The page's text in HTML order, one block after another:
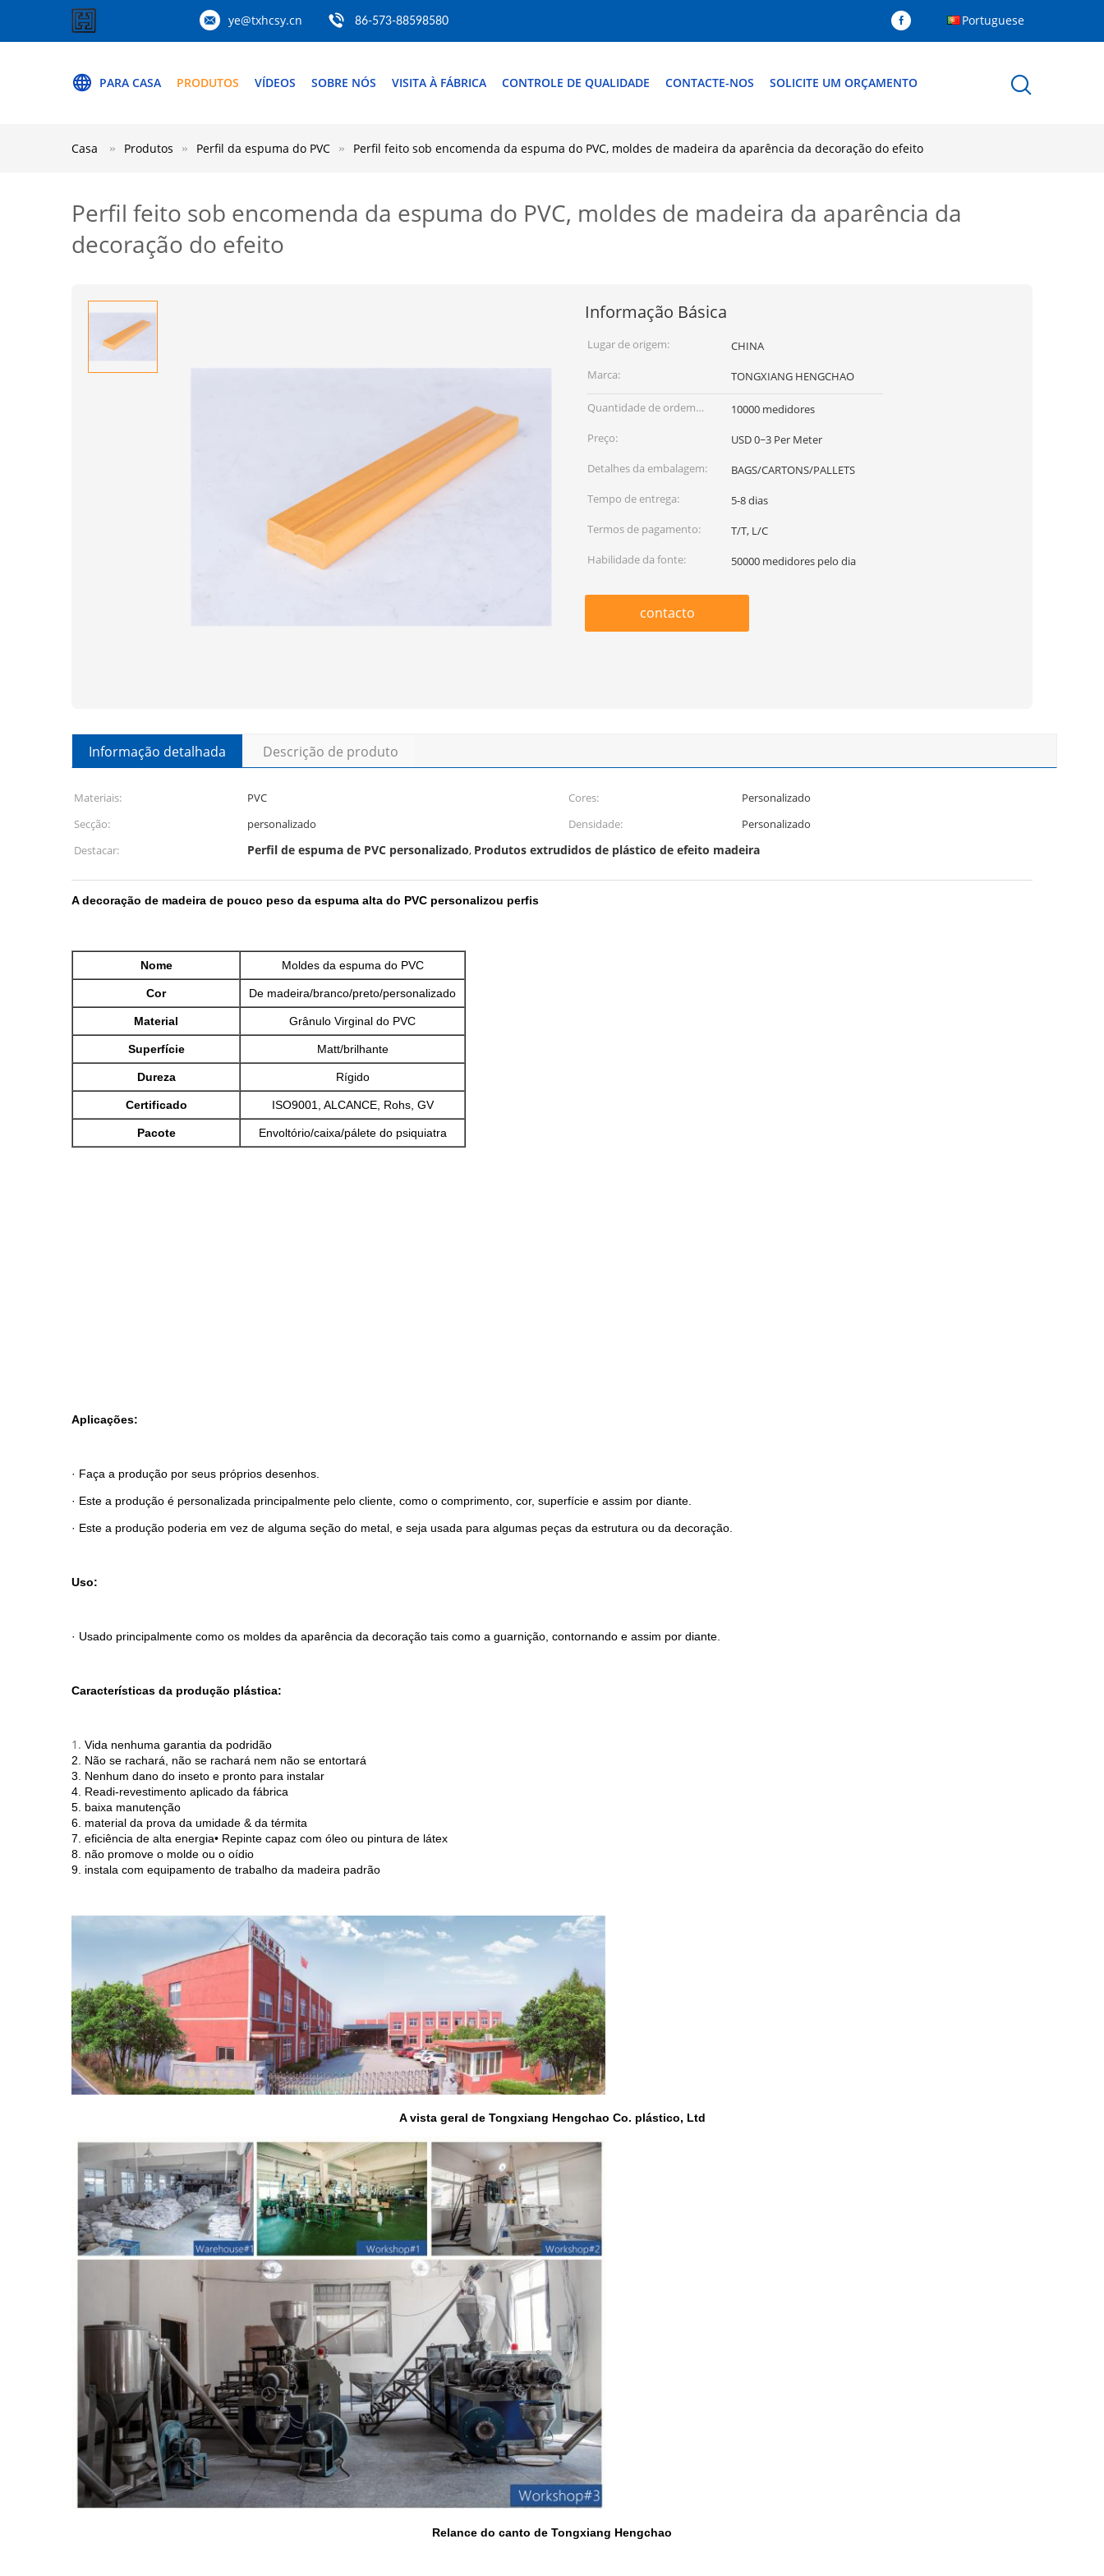
ye@txhcsy.cn 86-573-88598580 Portuguese
PARA CASA PRODUTOS VÍDEOS SOBRE NÓS VISITA À FÁBRICA CONTROLE DE QUALIDADE CONTACTE-NOS SOLICITE UM ORÇAMENTO
Casa Produtos Perfil da espuma do PVC Perfil feito sob encomenda da espuma do PVC, moldes de madeira da aparência da decoração do efeito
Perfil feito sob encomenda da espuma do PVC, moldes de madeira da aparência da
decoração do efeito
Informação Básica
Lugar de origem:
CHINA
Marca:
TONGXIANG HENGCHAO
Quantidade de ordem
mínima:
10000 medidores
Preço:
USD 0~3 Per Meter
Detalhes da embalagem:
BAGS/CARTONS/PALLETS
Tempo de entrega:
5-8 dias
Termos de pagamento:
T/T, L/C
Habilidade da fonte:
50000 medidores pelo dia
contacto
Informação detalhada Descrição de produto
Materiais: PVC Cores:
Personalizado
Secção:
personalizado Densidade:
Personalizado
Destacar:
Perfil de espuma de PVC personalizado, Produtos extrudidos de plástico de efeito madeira
A decoração de madeira de pouco peso da espuma alta do PVC personalizou perfis
Nome Moldes da espuma do PVC
Cor De madeira/branco/preto/personalizado
Material Grânulo Virginal do PVC
Superfície Matt/brilhante
Dureza Rígido
Certificado ISO9001, ALCANCE, Rohs, GV
Pacote Envoltório/caixa/pálete do psiquiatra
Aplicações:
· Faça a produção por seus próprios desenhos.
· Este a produção é personalizada principalmente pelo cliente, como o comprimento, cor, superfície e assim por diante.
· Este a produção poderia em vez de alguma seção do metal, e seja usada para algumas peças da estrutura ou da decoração.
Uso:
· Usado principalmente como os moldes da aparência da decoração tais como a guarnição, contornando e assim por diante.
Características da produção plástica:
1. Vida nenhuma garantia da podridão
2. Não se rachará, não se rachará nem não se entortará
3. Nenhum dano do inseto e pronto para instalar
4. Readi-revestimento aplicado da fábrica
5. baixa manutenção
6. material da prova da umidade & da térmita
7. eficiência de alta energia• Repinte capaz com óleo ou pintura de látex
8. não promove o molde ou o oídio
9. instala com equipamento de trabalho da madeira padrão
A vista geral de Tongxiang Hengchao Co. plástico, Ltd
Relance do canto de Tongxiang Hengchao